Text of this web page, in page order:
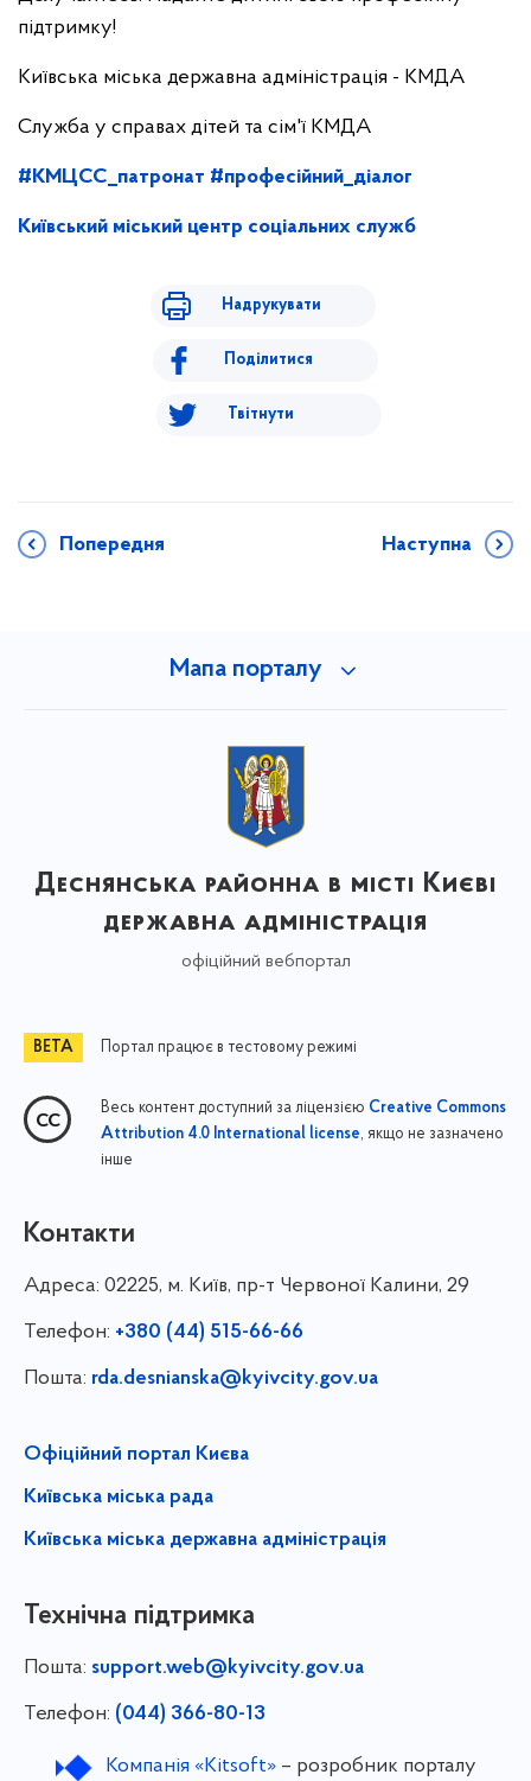
підтримку!
Київська міська державна адміністрація - КМДА
Служба у справах дітей та сім'ї КМДА
#КМЦСС_патронат #професійний_діалог
Київський міський центр соціальних служб
Надрукувати
Поділитися
Твітнути
Попередня Наступна
Мапа порталу
Деснянська районна в місті Києві
державна адміністрація
офіційний вебпортал
Портал працює в тестовому режимі
Весь контент доступний за ліцензією Creative Commons
Attribution 4.0 International license, якщо не зазначено
інше
Контакти
Адреса: 02225, м. Київ, пр-т Червоної Калини, 29
Телефон: +380 (44) 515-66-66
Пошта: rda.desnianska@kyivcity.gov.ua
Офіційний портал Києва
Київська міська рада
Київська міська державна адміністрація
Технічна підтримка
Пошта: support.web@kyivcity.gov.ua
Телефон: (044) 366-80-13
Компанія «Kitsoft»– розробник порталу